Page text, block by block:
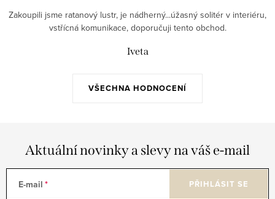
VŠECHNA HODNOCENÍ
Zakoupili jsme ratanový lustr, je nádherný...úžasný solitér v interiéru,
vstřícná komunikace, doporučuji tento obchod.
Iveta
Aktuální novinky a slevy na váš e-mail
E-mail PŘIHLÁSIT SE